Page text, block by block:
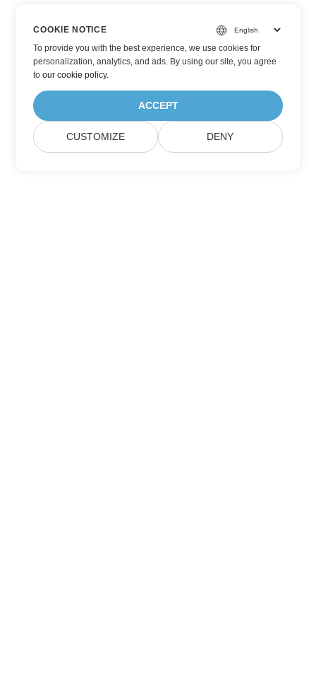
COOKIE NOTICE
To provide you with the best experience, we use cookies for
personalization, analytics, and ads. By using our site, you agree
toour cookie policy.
ACCEPT
CUSTOMIZE DENY